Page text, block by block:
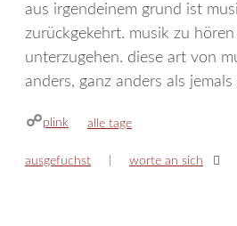
aus irgendeinem grund ist
zurückgekehrt. musik zu
unterzugehen. diese art von
anders, ganz anders als jemals
plink kategorien
alle tage
ausgefuchst worte an sich